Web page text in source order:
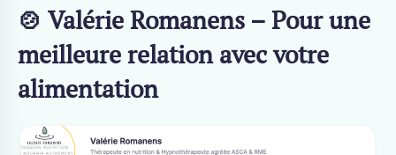
🍲 Valérie Romanens – Pour une
meilleure relation avec votre
alimentation